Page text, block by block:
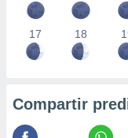
17 18
Compartir